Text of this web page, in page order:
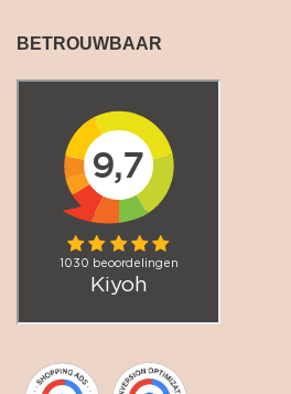
BETROUWBAAR